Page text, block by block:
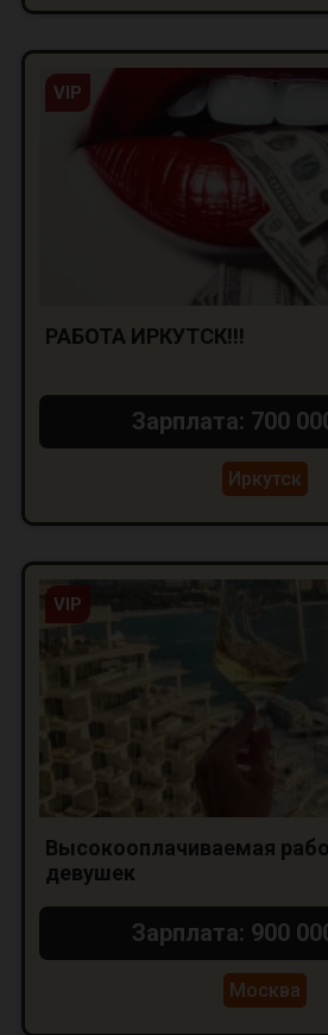
VIP
РАБОТА ИРКУТСК!!!
Зарплата: 700
Иркутск
VIP
Высокооплачиваемая
девушек
Зарплата: 900
Москва